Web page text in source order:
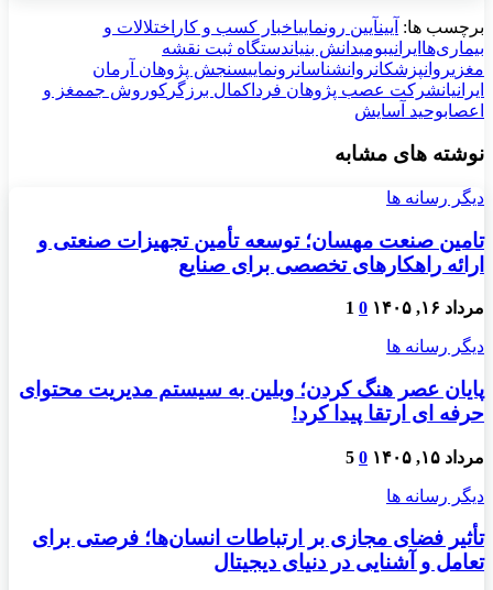
برچسب ها: آیینآیین رونماییاخبار کسب و کار اختلالات و
بیماری‌ها ایرانیبومیدانش بنیاندستگاه ثبت نقشه
مغزیروانپزشکانروانشناسانرونماییسنجش پژوهان آرمان
ایرانیانشرکت عصب پژوهان فردا کمال برزگر کوروش جممغز و
اعصابوحید آسایش
نوشته های مشابه
دیگر رسانه ها
تامین صنعت مهسان؛ توسعه تأمین تجهیزات صنعتی و
ارائه راهکارهای تخصصی برای صنایع
مرداد ۱۶, ۱۴۰۵ 0
1
دیگر رسانه ها
پایان عصر هنگ کردن؛ وبلین به سیستم مدیریت محتوای
حرفه ای ارتقا پیدا کرد!
مرداد ۱۵, ۱۴۰۵ 0
5
دیگر رسانه ها
تأثیر فضای مجازی بر ارتباطات انسان‌ها؛ فرصتی برای
تعامل و آشنایی در دنیای دیجیتال